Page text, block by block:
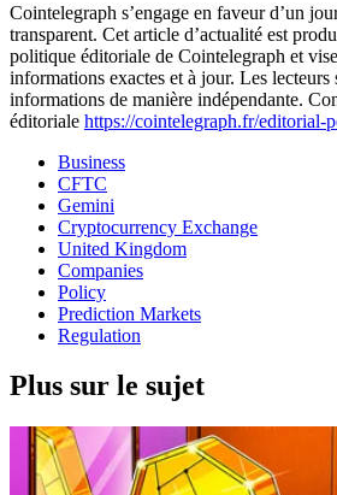
Cointelegraph s’engage en faveur d’un
transparent. Cet article d’actualité est
politique éditoriale de Cointelegraph et
informations exactes et à jour. Les
informations de manière indépendante.
éditoriale https://cointelegraph.fr/editorial-
Business
CFTC
Gemini
Cryptocurrency Exchange
United Kingdom
Companies
Policy
Prediction Markets
Regulation
Plus sur le sujet